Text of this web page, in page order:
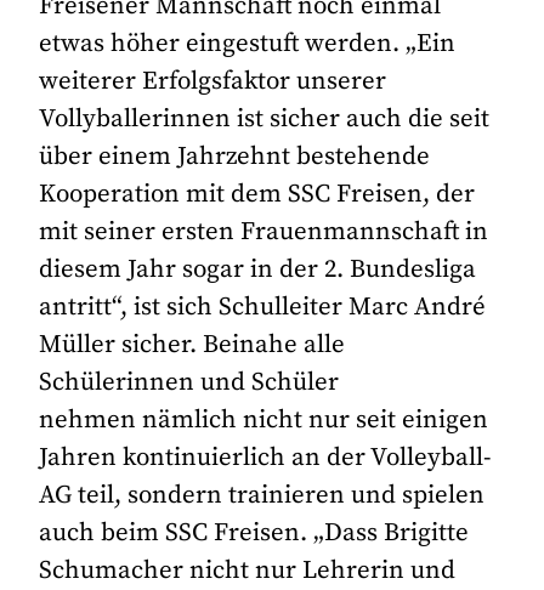
etwas höher eingestuft werden. „Ein
weiterer Erfolgsfaktor unserer
Vollyballerinnen ist sicher auch die seit
über einem Jahrzehnt bestehende
Kooperation mit dem SSC Freisen, der
mit seiner ersten Frauenmannschaft in
diesem Jahr sogar in der 2. Bundesliga
antritt“, ist sich Schulleiter Marc André
Müller sicher. Beinahe alle
Schülerinnen und Schüler
nehmen nämlich nicht nur seit einigen
Jahren kontinuierlich an der Volleyball-
AG teil, sondern trainieren und spielen
auch beim SSC Freisen. „Dass Brigitte
Schumacher nicht nur Lehrerin und